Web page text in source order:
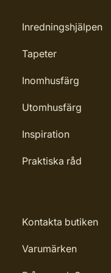
Inredningshjälpen
Tapeter
Inomhusfärg
Utomhusfärg
Inspiration
Praktiska råd
Kontakta butiken
Varumärken